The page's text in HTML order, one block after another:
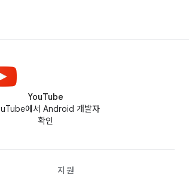
YouTube
에서 Android 개발자
확인
지원